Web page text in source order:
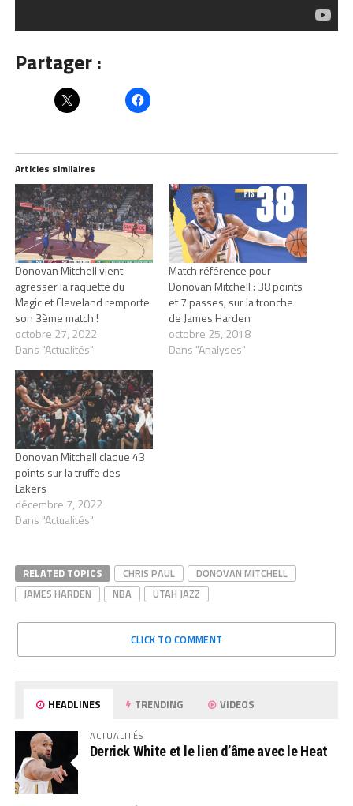
Partager :
Articles similaires
Donovan Mitchell vient
agresser la raquette du
Magic et Cleveland remporte
son 3ème match !
octobre 27, 2022
Dans "Actualités"
Match référence pour
Donovan Mitchell : 38 points
et 7 passes, sur la tronche
de James Harden
octobre 25, 2018
Dans "Analyses"
Donovan Mitchell claque 43
points sur la truffe des
Lakers
décembre 7, 2022
Dans "Actualités"
RELATED TOPICS CHRIS PAUL
DONOVAN MITCHELL
JAMES HARDEN
NBA UTAH JAZZ
CLICK TO COMMENT
HEADLINES TRENDING VIDEOS
ACTUALITÉS
Derrick White et le lien d’âme avec le Heat